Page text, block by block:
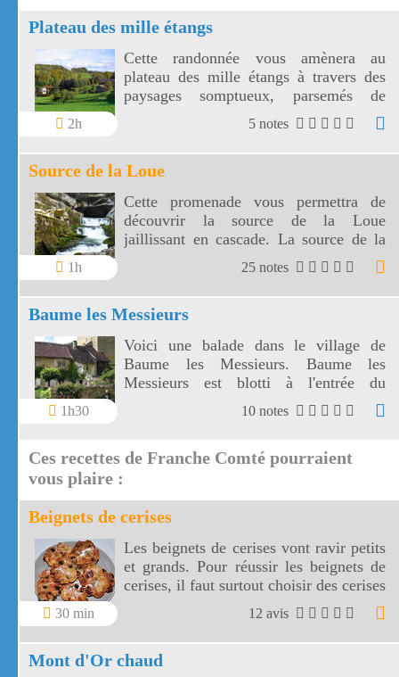
Plateau des mille étangs
2h
Cette randonnée vous amènera au
plateau des mille étangs à travers des
paysages somptueux, parsemés de
forêts, de prairies et d'étangs. Sur toute
la longueur du parcours sur le plateau
des mille étangs l'altitude est comprise
entre 600 et 700 mètres.
5 notes
Source de la Loue
1h
Cette promenade vous permettra de
découvrir la source de la Loue
jaillissant en cascade. La source de la
Loue est une résurgence du Doubs.
25 notes
Baume les Messieurs
1h30
Voici une balade dans le village de
Baume les Messieurs. Baume les
Messieurs est blotti à l'entrée du
spectaculaire cirque de Baume.
10 notes
Ces recettes de Franche Comté pourraient
vous plaire :
Beignets de cerises
30 min
Les beignets de cerises vont ravir petits
et grands. Pour réussir les beignets de
cerises, il faut surtout choisir des cerises
bien noires et bien mûres.
12 avis
Mont d'Or chaud